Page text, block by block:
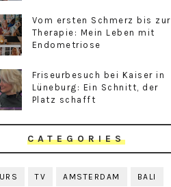
Vom ersten Schmerz bis zur
Therapie: Mein Leben mit
Endometriose
Friseurbesuch bei Kaiser in
Lüneburg: Ein Schnitt, der
Platz schafft
CATEGORIES
TV AMSTERDAM BALI